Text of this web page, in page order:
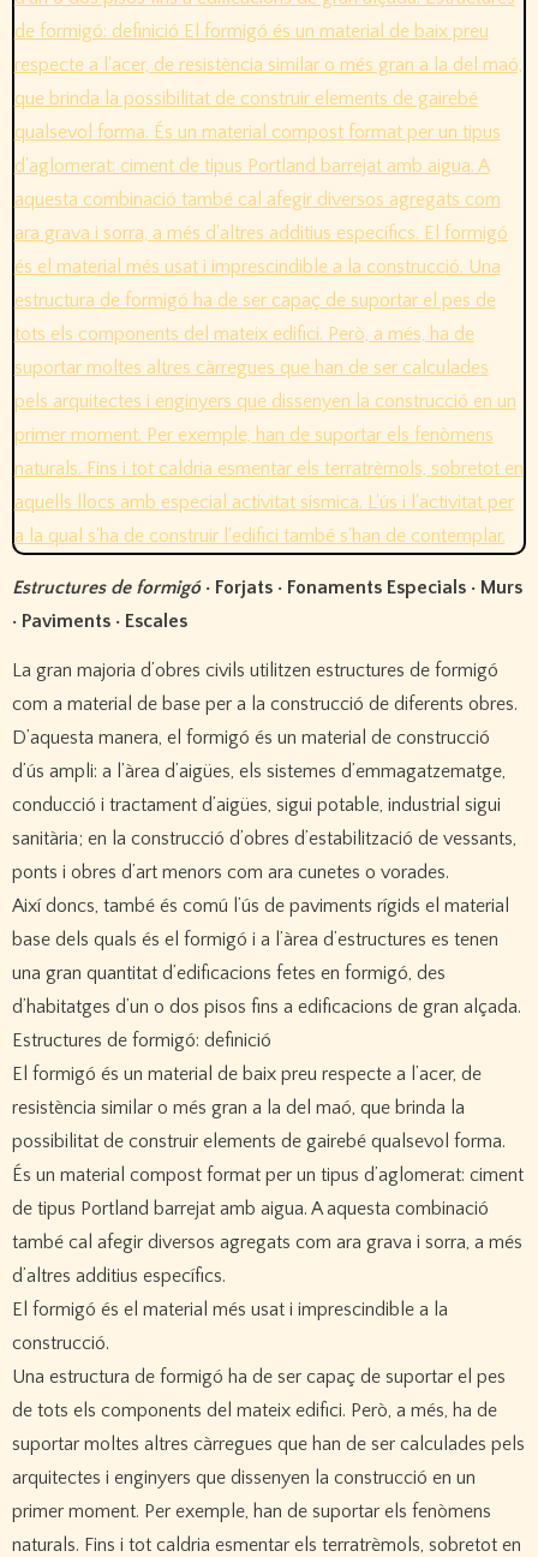
Estructures de formigó· Forjats · Fonaments Especials · Murs
· Paviments · Escales
La gran majoria d’obres civils utilitzen estructures de formigó
com a material de base per a la construcció de diferents obres.
D’aquesta manera, el formigó és un material de construcció
d’ús ampli: a l’àrea d’aigües, els sistemes d’emmagatzematge,
conducció i tractament d’aigües, sigui potable, industrial sigui
sanitària; en la construcció d’obres d’estabilització de vessants,
ponts i obres d’art menors com ara cunetes o vorades.
Així doncs, també és comú l’ús de paviments rígids el material
base dels quals és el formigó i a l’àrea d’estructures es tenen
una gran quantitat d’edificacions fetes en formigó, des
d’habitatges d’un o dos pisos fins a edificacions de gran alçada.
Estructures de formigó: definició
El formigó és un material de baix preu respecte a l’acer, de
resistència similar o més gran a la del maó, que brinda la
possibilitat de construir elements de gairebé qualsevol forma.
És un material compost format per un tipus d’aglomerat: ciment
de tipus Portland barrejat amb aigua. A aquesta combinació
també cal afegir diversos agregats com ara grava i sorra, a més
d’altres additius específics.
El formigó és el material més usat i imprescindible a la
construcció.
Una estructura de formigó ha de ser capaç de suportar el pes
de tots els components del mateix edifici. Però, a més, ha de
suportar moltes altres càrregues que han de ser calculades pels
arquitectes i enginyers que dissenyen la construcció en un
primer moment. Per exemple, han de suportar els fenòmens
naturals. Fins i tot caldria esmentar els terratrèmols, sobretot en